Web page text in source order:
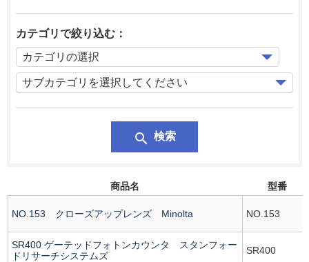
カテゴリで絞り込む：
search 検索
商品名 型番
NO.153 クローズアップレンズ Minolta NO.153
SR400 ゲーテッドフォトンカウンタ スタンフォー
ドリサーチシステムズ
SR400